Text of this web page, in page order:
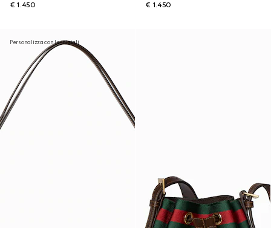
€ 1.450
€ 1.450
Personalizza con le iniziali